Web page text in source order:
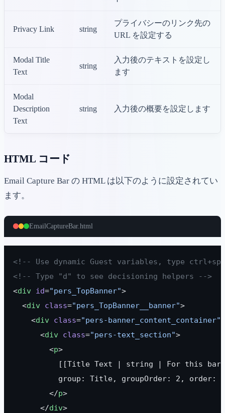
Privacy Link string
プライバシーのリンク先の
URL を設定する
Modal Title
Text
string
入力後のテキストを設定し
ます
Modal
Description
Text
string 入力後の概要を設定します
HTML コード
Email Capture Bar の HTML は以下のように設定されてい
ます。
EmailCaptureBar.html
<!-- Use dynamic Guest variables, type
<!-- Type "d" to see decisioning helpers -->
<div id="pers_TopBanner">
  <
div class="pers_TopBanner__banner">
    <
div class="pers-banner_content_container"
      <
div class="pers-text_section">
        <
p>
[[Title Text | string | For this
group: Title, groupOrder: 2, order:
        </
p>
      </
div>